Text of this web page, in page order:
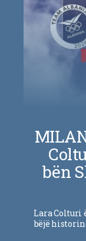
bën
Lara Colturi
bëjë